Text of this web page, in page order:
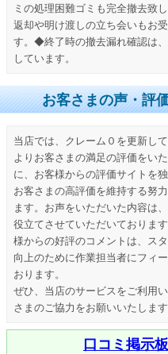
ミの処理困難ゴミも完全撤去致
返却や明け渡しの立ち会いもお
す。◆終了時の撤去漏れ確認は
しています。
お客さまの声・評
当店では、クレーム０を更新して
よりお客さまの満足の評価をい
に、お客様からの評価サイトを独
お客さまの高評価を維持する努
ます。お声をいただいた内容は
役立てさせていただいておりま
様からの好評のコメントは、ス
向上のために作業担当者にフィ
おります。
ぜひ、当店のサービスをご利用
さまのご協力をお願いいたします
口コミ掲示板